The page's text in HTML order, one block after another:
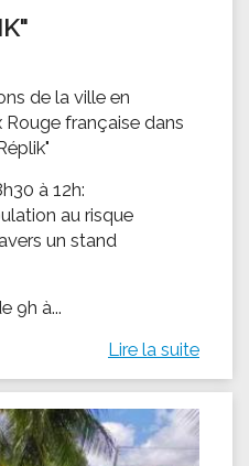
de la ville en
française dans
à 12h:
au risque
un stand
9h à...
Lire la suite